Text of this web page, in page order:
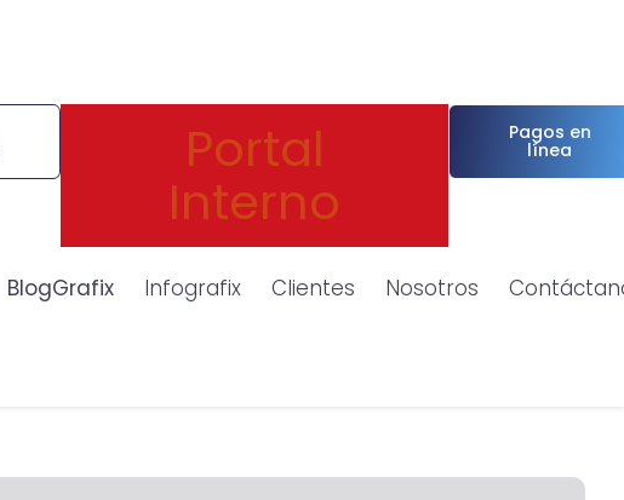
Portal
Interno
Pagos en
línea
BlogGrafix Infografix Clientes Nosotros